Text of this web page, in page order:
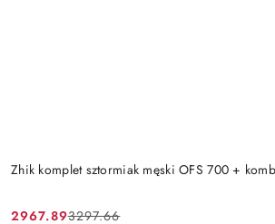
Zhik komplet sztormiak męski OFS 700 +
2967.893297.66